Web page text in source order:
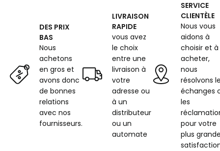
DES PRIX
BAS
Nous
achetons
en gros et
avons donc
de bonnes
relations
avec nos
fournisseurs.
LIVRAISON
RAPIDE
vous avez
le choix
entre une
livraison à
votre
adresse ou
à un
distributeur
ou un
automate
SERVICE
CLIENTÈLE
Nous vous
aidons à
choisir et à
acheter,
nous
résolvons
échanges
les
pour votre
plus